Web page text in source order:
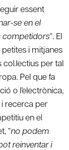
essent
se en el
competidors“. El
i mitjanes
per tal
Pel que fa
o l’electrònica,
i recerca per
en el
“no podem
reinventar i